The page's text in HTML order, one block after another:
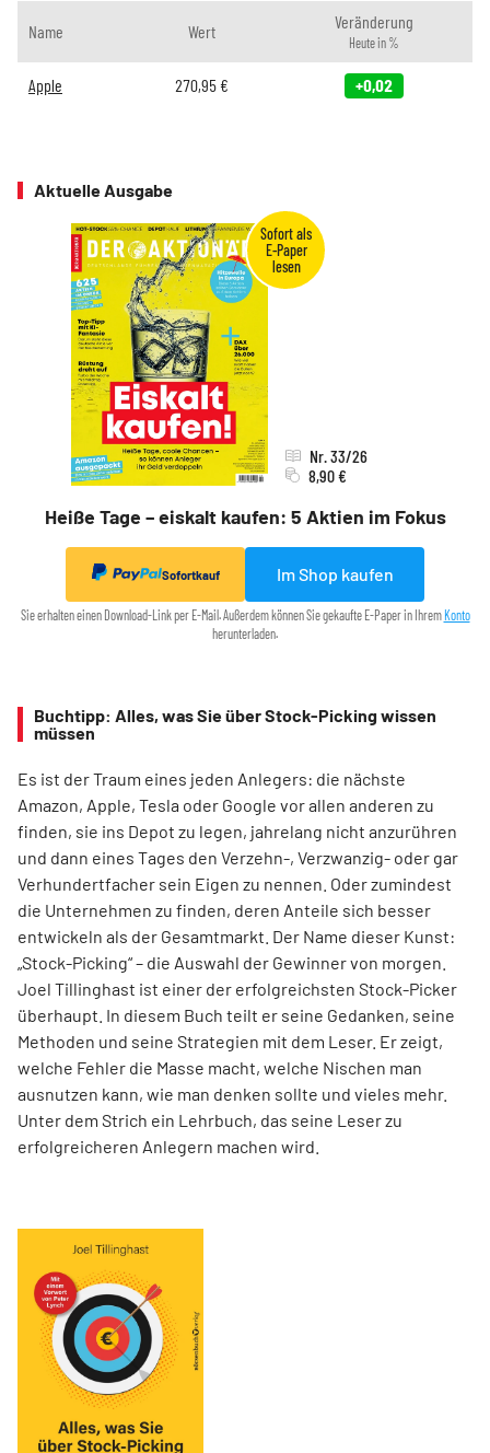
Name Wert Veränderung
Heute in %
Apple 270,95 € +0,02
Aktuelle Ausgabe
Heiße Tage – eiskalt kaufen: 5 Aktien im Fokus
Nr. 33/26
8,90 €
Sofortkauf Im Shop kaufen
Sie erhalten einen Download-Link per E-Mail. Außerdem können Sie gekaufte E-Paper in Ihrem Konto
herunterladen.
Buchtipp: Alles, was Sie über Stock-Picking wissen
müssen
Es ist der Traum eines jeden Anlegers: die nächste
Amazon, Apple, Tesla oder Google vor allen anderen zu
finden, sie ins Depot zu legen, jahrelang nicht anzurühren
und dann eines Tages den Verzehn-, Verzwanzig- oder gar
Verhundertfacher sein Eigen zu nennen. Oder zumindest
die Unternehmen zu finden, deren Anteile sich besser
entwickeln als der Gesamtmarkt. Der Name dieser Kunst:
„Stock-Picking“ – die Auswahl der Gewinner von morgen.
Joel Tillinghast ist einer der erfolgreichsten Stock-Picker
überhaupt. In diesem Buch teilt er seine Gedanken, seine
Methoden und seine Strategien mit dem Leser. Er zeigt,
welche Fehler die Masse macht, welche Nischen man
ausnutzen kann, wie man denken sollte und vieles mehr.
Unter dem Strich ein Lehrbuch, das seine Leser zu
erfolgreicheren Anlegern machen wird.